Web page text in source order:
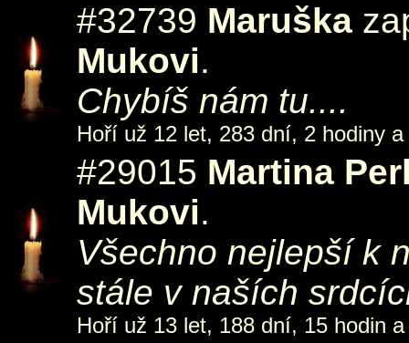
#32739 Maruška
Mukovi.
Chybíš nám tu....
Hoří už 12 let, 283 dní, 2 hodiny
#29015 Martina
Mukovi.
Všechno nejlepší k
stále v naších
Hoří už 13 let, 188 dní, 15 hodin